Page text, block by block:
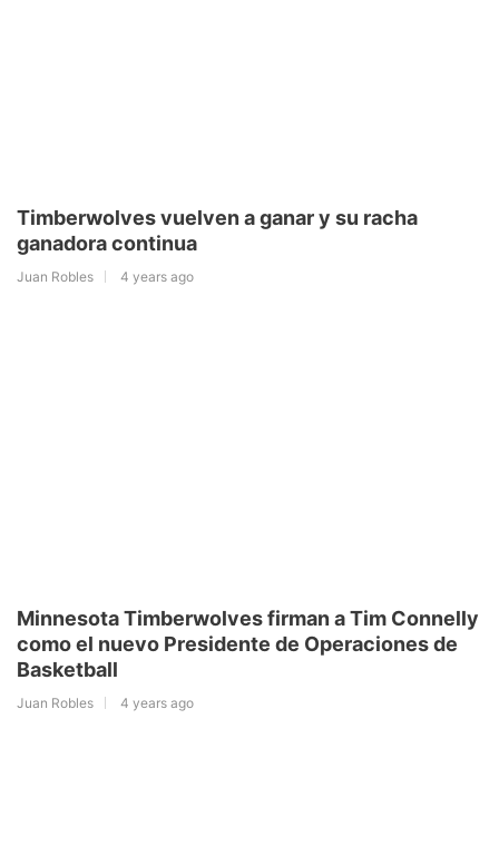
Timberwolves vuelven a ganar y su racha
ganadora continua
Juan Robles 4 years ago
Minnesota Timberwolves firman a Tim Connelly
como el nuevo Presidente de Operaciones de
Basketball
Juan Robles 4 years ago